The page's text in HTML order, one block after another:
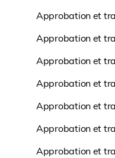
Approbation et
Approbation et
Approbation et
Approbation et
Approbation et
Approbation et
Approbation et